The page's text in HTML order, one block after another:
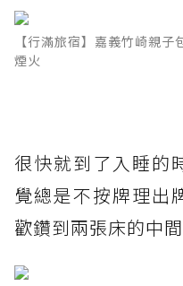
【行滿旅宿】嘉義竹崎親
煙火
很快就到了入睡的
覺總是不按牌理出
歡鑽到兩張床的中間